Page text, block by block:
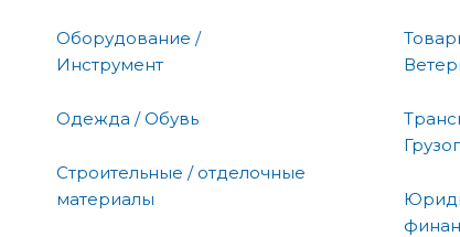
Оборудование /
Инструмент
Одежда / Обувь
Строительные / отделочные
материалы